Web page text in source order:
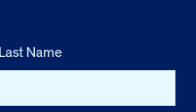
Last Name